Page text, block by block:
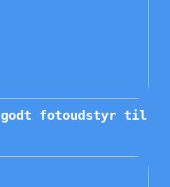
godt fotoudstyr til